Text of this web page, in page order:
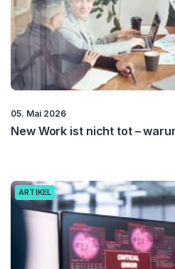
05. Mai 2026
New Work ist nicht tot –
ARTIKEL